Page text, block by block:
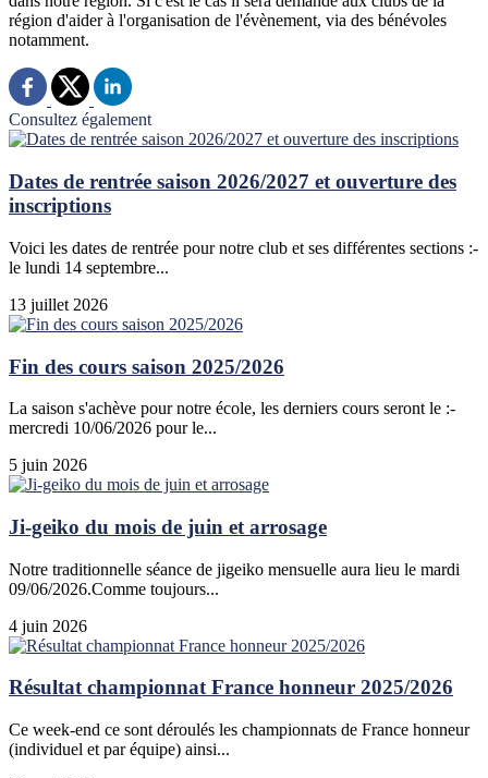
région d'aider à l'organisation de l'évènement, via des bénévoles
notamment.
Consultez également
Dates de rentrée saison 2026/2027 et ouverture des
inscriptions
Voici les dates de rentrée pour notre club et ses différentes sections :-
le lundi 14 septembre...
13 juillet 2026
Fin des cours saison 2025/2026
La saison s'achève pour notre école, les derniers cours seront le :-
mercredi 10/06/2026 pour le...
5 juin 2026
Ji-geiko du mois de juin et arrosage
Notre traditionnelle séance de jigeiko mensuelle aura lieu le mardi
09/06/2026.Comme toujours...
4 juin 2026
Résultat championnat France honneur 2025/2026
Ce week-end ce sont déroulés les championnats de France honneur
(individuel et par équipe) ainsi...